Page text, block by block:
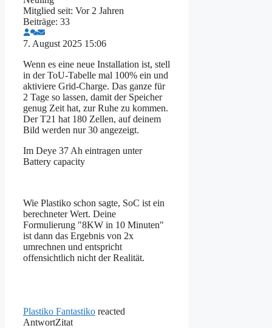
Mitglied seit: Vor 2 Jahren
Beiträge: 33
7. August 2025 15:06
Wenn es eine neue Installation ist, stell
in der ToU-Tabelle mal 100% ein und
aktiviere Grid-Charge. Das ganze für
2 Tage so lassen, damit der Speicher
genug Zeit hat, zur Ruhe zu kommen.
Der T21 hat 180 Zellen, auf deinem
Bild werden nur 30 angezeigt.
Im Deye 37 Ah eintragen unter
Battery capacity
Wie Plastiko schon sagte, SoC ist ein
berechneter Wert. Deine
Formulierung "8KW in 10 Minuten"
ist dann das Ergebnis von 2x
umrechnen und entspricht
offensichtlich nicht der Realität.
Plastiko Fantastiko reacted
AntwortZitat